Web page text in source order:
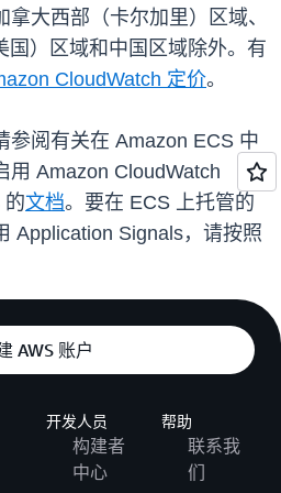
大西部（卡尔加里）区域、
国）区域和中国区域除外。有
CloudWatch 定价。
参阅有关在 Amazon ECS 中
用 Amazon CloudWatch
的文档。要在 ECS 上托管的
Application Signals，请按照
AWS 账户
开发人员
构建者
中心
帮助
联系我
们